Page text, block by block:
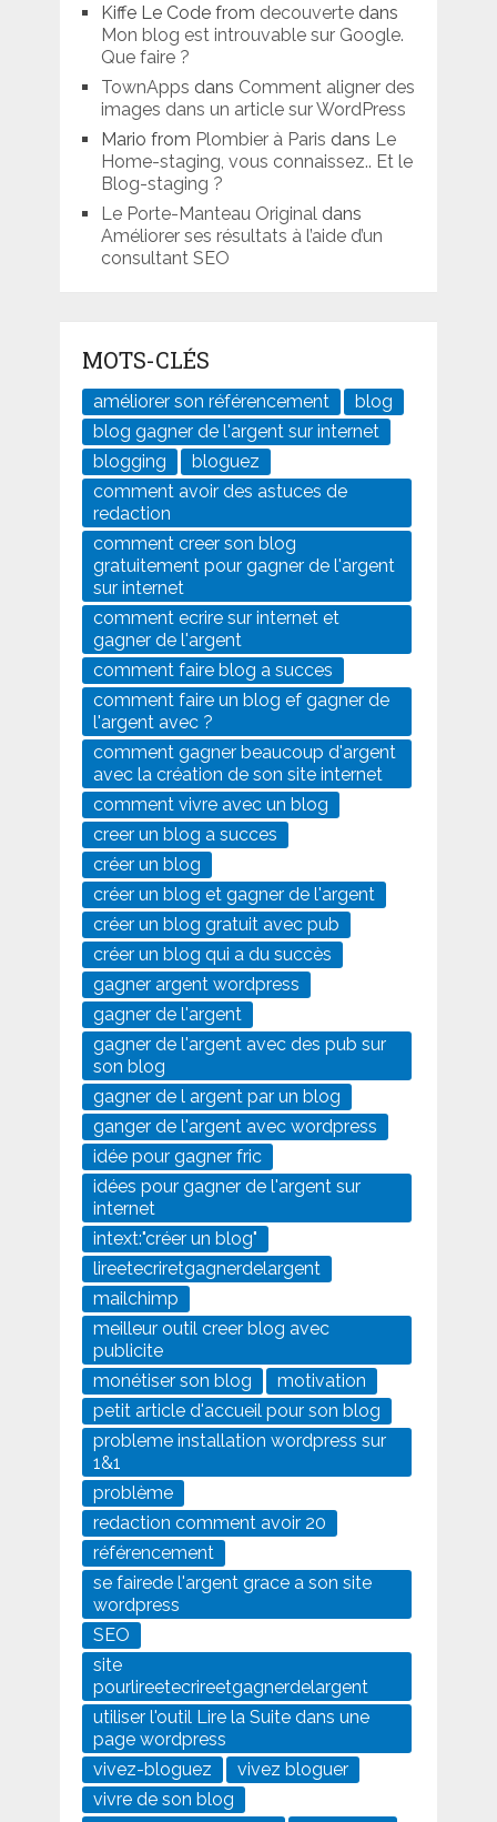
Kiffe Le Code from decouvertedans
Mon blog est introuvable sur Google.
Que faire ?
TownApps dans Comment aligner des
images dans un article sur WordPress
Mario from Plombier à Paris dans Le
Home-staging, vous connaissez.. Et le
Blog-staging ?
Le Porte-Manteau Originaldans
Améliorer ses résultats à l’aide d’un
consultant SEO
MOTS-CLÉS
améliorer son référencement
blog
blog gagner de l'argent sur internet
blogging
bloguez
comment avoir des astuces de
redaction
comment creer son blog
gratuitement pour gagner de l'argent
sur internet
comment ecrire sur internet et
gagner de l'argent
comment faire blog a succes
comment faire un blog ef gagner de
l'argent avec ?
comment gagner beaucoup d'argent
avec la création de son site internet
comment vivre avec un blog
creer un blog a succes
créer un blog
créer un blog et gagner de l'argent
créer un blog gratuit avec pub
créer un blog qui a du succès
gagner argent wordpress
gagner de l'argent
gagner de l'argent avec des pub sur
son blog
gagner de l argent par un blog
ganger de l'argent avec wordpress
idée pour gagner fric
idées pour gagner de l'argent sur
internet
intext:"créer un blog"
lireetecriretgagnerdelargent
mailchimp
meilleur outil creer blog avec
publicite
monétiser son blog
motivation
petit article d'accueil pour son blog
probleme installation wordpress sur
1&1
problème
redaction comment avoir 20
référencement
se fairede l'argent grace a son site
wordpress
SEO
site
pourlireetecrireetgagnerdelargent
utiliser l'outil Lire la Suite dans une
page wordpress
vivez-bloguez
vivez bloguer
vivre de son blog